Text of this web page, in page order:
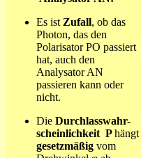
Es ist Zufall, ob das
Photon, das den
Polarisator PO passiert
hat, auch den
Analysator AN
passieren kann oder
nicht.
Die Durchlasswahr-
scheinlichkeit Phängt
gesetzmäßig vom